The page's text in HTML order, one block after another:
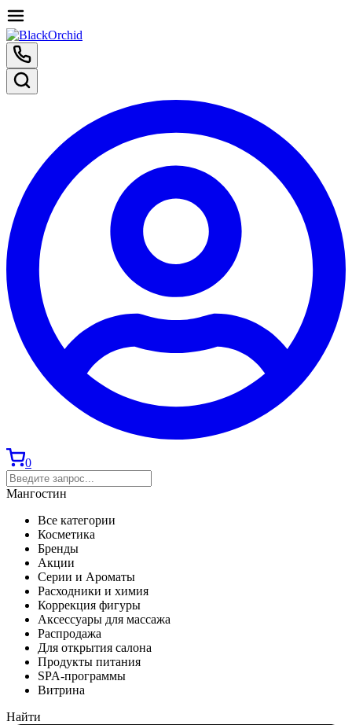
0
Мангостин
Все категории
Косметика
Бренды
Акции
Серии и Ароматы
Расходники и химия
Коррекция фигуры
Аксессуары для массажа
Распродажа
Для открытия салона
Продукты питания
SPA-программы
Витрина
Найти